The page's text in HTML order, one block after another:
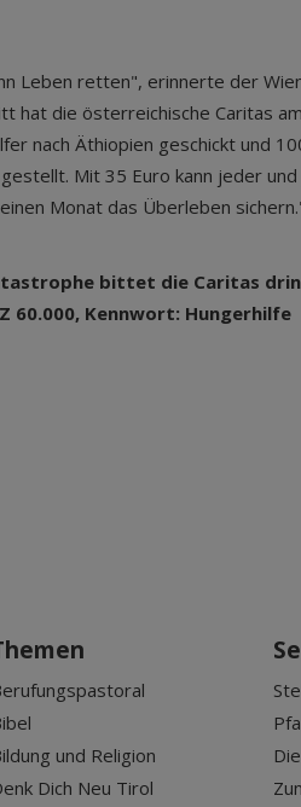
Leben retten", erinnerte der
hat die österreichische Caritas am
nach Äthiopien geschickt und
Mit 35 Euro kann jeder
Monat das Überleben
bittet die Caritas
60.000, Kennwort: Hungerhilfe
und Religion
Dich Neu Tirol